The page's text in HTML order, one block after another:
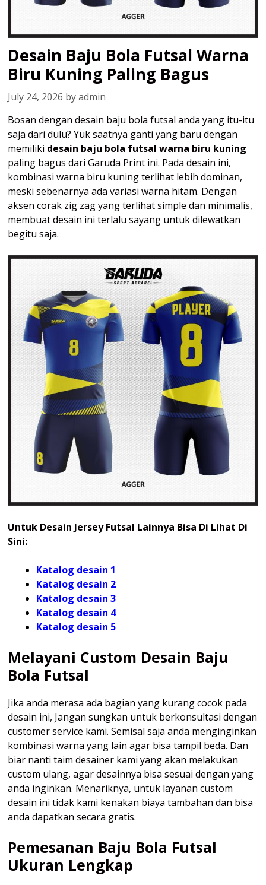
Desain Baju Bola Futsal Warna
Biru Kuning Paling Bagus
July 24, 2026 byadmin
Bosan dengan desain baju bola futsal anda yang itu-itu
saja dari dulu? Yuk saatnya ganti yang baru dengan
memiliki desain baju bola futsal warna biru kuning
paling bagus dari Garuda Print ini. Pada desain ini,
kombinasi warna biru kuning terlihat lebih dominan,
meski sebenarnya ada variasi warna hitam. Dengan
aksen corak zig zag yang terlihat simple dan minimalis,
membuat desain ini terlalu sayang untuk dilewatkan
begitu saja.
Untuk Desain Jersey Futsal Lainnya Bisa Di Lihat Di
Sini:
Katalog desain 1
Katalog desain 2
Katalog desain 3
Katalog desain 4
Katalog desain 5
Melayani Custom Desain Baju
Bola Futsal
Jika anda merasa ada bagian yang kurang cocok pada
desain ini, Jangan sungkan untuk berkonsultasi dengan
customer service kami. Semisal saja anda menginginkan
kombinasi warna yang lain agar bisa tampil beda. Dan
biar nanti taim desainer kami yang akan melakukan
custom ulang, agar desainnya bisa sesuai dengan yang
anda inginkan. Menariknya, untuk layanan custom
desain ini tidak kami kenakan biaya tambahan dan bisa
anda dapatkan secara gratis.
Pemesanan Baju Bola Futsal
Ukuran Lengkap